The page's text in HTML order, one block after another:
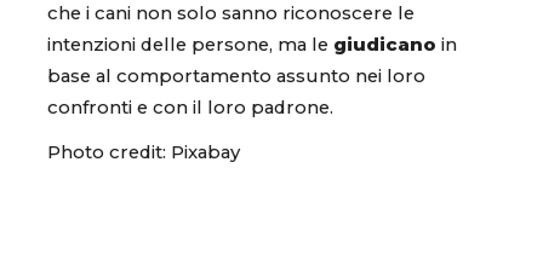
che i cani non solo sanno riconoscere le
intenzioni delle persone, ma le giudicano in
base al comportamento assunto nei loro
confronti e con il loro padrone.
Photo credit: Pixabay